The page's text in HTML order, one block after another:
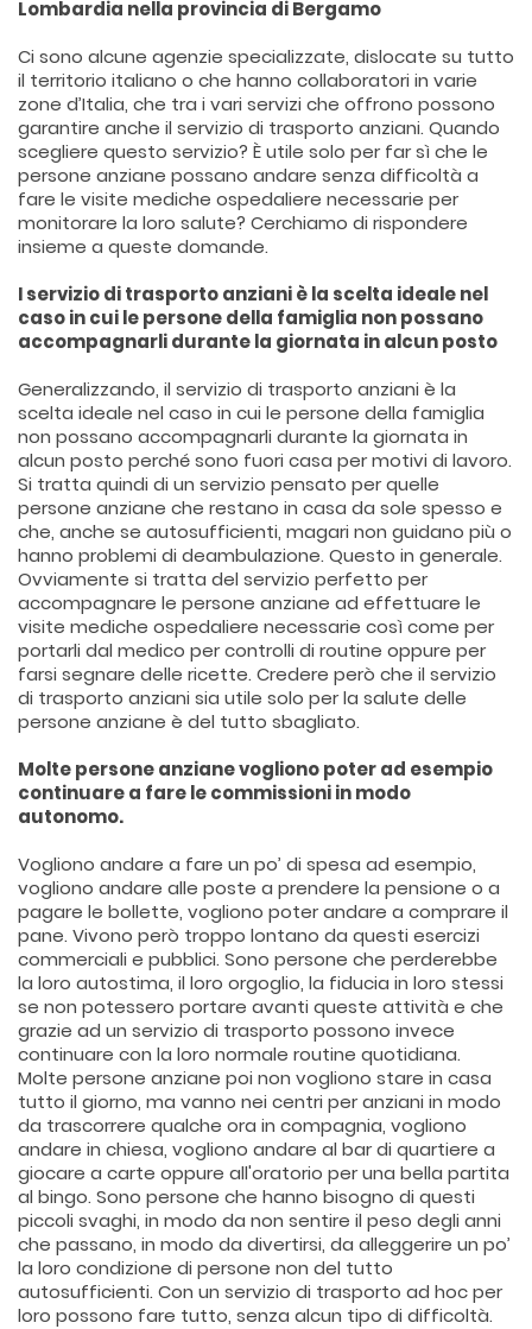
Lombardia nella provincia di Bergamo
Ci sono alcune agenzie specializzate, dislocate su tutto
il territorio italiano o che hanno collaboratori in varie
zone d’Italia, che tra i vari servizi che offrono possono
garantire anche il servizio di trasporto anziani. Quando
scegliere questo servizio? È utile solo per far sì che le
persone anziane possano andare senza difficoltà a
fare le visite mediche ospedaliere necessarie per
monitorare la loro salute? Cerchiamo di rispondere
insieme a queste domande.
I servizio di trasporto anziani è la scelta ideale nel
caso in cui le persone della famiglia non possano
accompagnarli durante la giornata in alcun posto
Generalizzando, il servizio di trasporto anziani è la
scelta ideale nel caso in cui le persone della famiglia
non possano accompagnarli durante la giornata in
alcun posto perché sono fuori casa per motivi di lavoro.
Si tratta quindi di un servizio pensato per quelle
persone anziane che restano in casa da sole spesso e
che, anche se autosufficienti, magari non guidano più o
hanno problemi di deambulazione. Questo in generale.
Ovviamente si tratta del servizio perfetto per
accompagnare le persone anziane ad effettuare le
visite mediche ospedaliere necessarie così come per
portarli dal medico per controlli di routine oppure per
farsi segnare delle ricette. Credere però che il servizio
di trasporto anziani sia utile solo per la salute delle
persone anziane è del tutto sbagliato.
Molte persone anziane vogliono poter ad esempio
continuare a fare le commissioni in modo
autonomo.
Vogliono andare a fare un po’ di spesa ad esempio,
vogliono andare alle poste a prendere la pensione o a
pagare le bollette, vogliono poter andare a comprare il
pane. Vivono però troppo lontano da questi esercizi
commerciali e pubblici. Sono persone che perderebbe
la loro autostima, il loro orgoglio, la fiducia in loro stessi
se non potessero portare avanti queste attività e che
grazie ad un servizio di trasporto possono invece
continuare con la loro normale routine quotidiana.
Molte persone anziane poi non vogliono stare in casa
tutto il giorno, ma vanno nei centri per anziani in modo
da trascorrere qualche ora in compagnia, vogliono
andare in chiesa, vogliono andare al bar di quartiere a
giocare a carte oppure all'oratorio per una bella partita
al bingo. Sono persone che hanno bisogno di questi
piccoli svaghi, in modo da non sentire il peso degli anni
che passano, in modo da divertirsi, da alleggerire un po’
la loro condizione di persone non del tutto
autosufficienti. Con un servizio di trasporto ad hoc per
loro possono fare tutto, senza alcun tipo di difficoltà.